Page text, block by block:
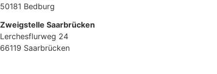
50181 Bedburg
Zweigstelle Saarbrücken
Lerchesflurweg 24
66119 Saarbrücken